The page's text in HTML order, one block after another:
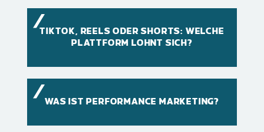
TIKTOK, REELS ODER SHORTS: WELCHE
PLATTFORM LOHNT SICH?
WAS IST PERFORMANCE MARKETING?